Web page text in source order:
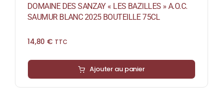
DOMAINE DES SANZAY « LES BAZILLES » A.O.C.
SAUMUR BLANC 2025 BOUTEILLE 75CL
14,80 € TTC
Ajouter au panier